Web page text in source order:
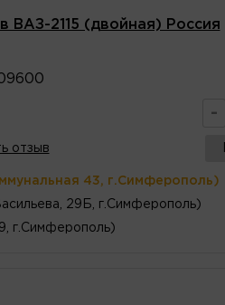
ВАЗ-2115 (двойная) Россия
-
отзыв
43, г.Симферополь)
29Б, г.Симферополь)
г.Симферополь)